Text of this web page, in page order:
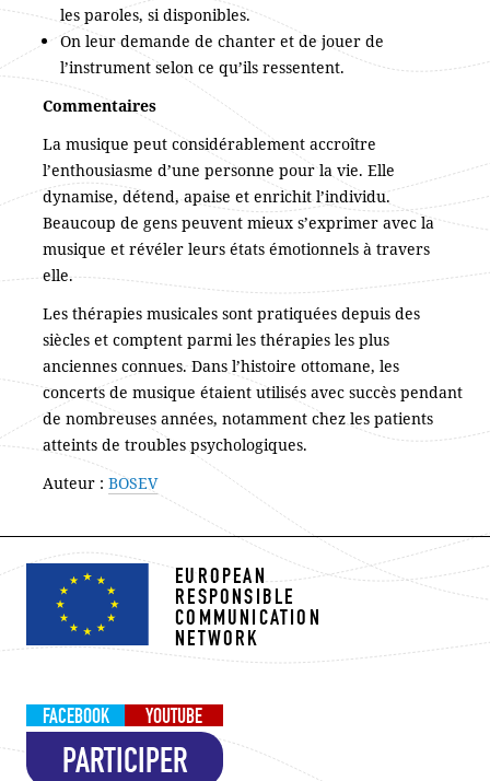
les paroles, si disponibles.
On leur demande de chanter et de jouer de
l’instrument selon ce qu’ils ressentent.
Commentaires
La musique peut considérablement accroître
l’enthousiasme d’une personne pour la vie. Elle
dynamise, détend, apaise et enrichit l’individu.
Beaucoup de gens peuvent mieux s’exprimer avec la
musique et révéler leurs états émotionnels à travers
elle.
Les thérapies musicales sont pratiquées depuis des
siècles et comptent parmi les thérapies les plus
anciennes connues. Dans l’histoire ottomane, les
concerts de musique étaient utilisés avec succès pendant
de nombreuses années, notamment chez les patients
atteints de troubles psychologiques.
Auteur : BOSEV
EUROPEAN
RESPONSIBLE
COMMUNICATION
NETWORK
FACEBOOK YOUTUBE
PARTICIPER